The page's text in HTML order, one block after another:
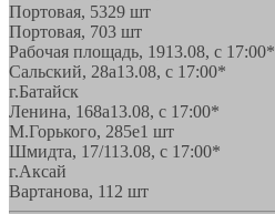
Портовая, 5329 шт
Портовая, 703 шт
Рабочая площадь, 1913.08, с 17:00*
Сальский, 28a13.08, с 17:00*
г.Батайск
Ленина, 168а13.08, с 17:00*
М.Горького, 285е1 шт
Шмидта, 17/113.08, с 17:00*
г.Аксай
Вартанова, 11 2 шт